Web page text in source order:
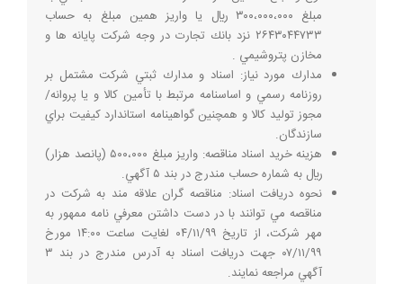
مبلغ ۳۰۰،۰۰۰،۰۰۰ ريال يا واريز همين مبلغ به حساب
۲۶۴۳۰۴۴۷۳۳ نزد بانك تجارت در وجه شركت پايانه ها و
مخازن پتروشيمي .
مدارك مورد نياز: اسناد و مدارك ثبتي شركت مشتمل بر
روزنامه رسمي و اساسنامه مرتبط با تأمين كالا و يا پروانه/
مجوز توليد كالا و همچنين گواهينامه استاندارد كيفيت براي
سازندگان.
هزينه خريد اسناد مناقصه: واريز مبلغ ۵۰۰،۰۰۰ (پانصد هزار)
ريال به شماره حساب مندرج در بند ۵ آگهي.
نحوه دريافت اسناد: مناقصه گران علاقه مند به شركت در
مناقصه مي توانند با در دست داشتن معرفي نامه ممهور به
مهر شركت، از تاريخ ۰۴/۱۱/۹۹ لغايت ساعت ۱۴:۰۰ مورخ
۰۷/۱۱/۹۹ جهت دريافت اسناد به آدرس مندرج در بند ۳
آگهي مراجعه نمايند.